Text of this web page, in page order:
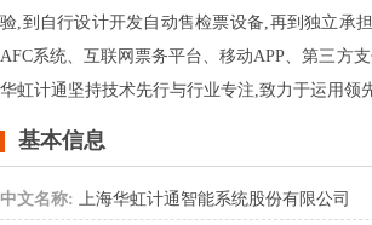
验,到自行设计开发自动售检票设备,再到独立承
AFC系统、互联网票务平台、移动APP、第三方
华虹计通坚持技术先行与行业专注,致力于运用
基本信息
中文名称: 上海华虹计通智能系统股份有限公司